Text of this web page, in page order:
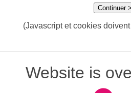
Continuer >
(Javascript et cookies
Website is